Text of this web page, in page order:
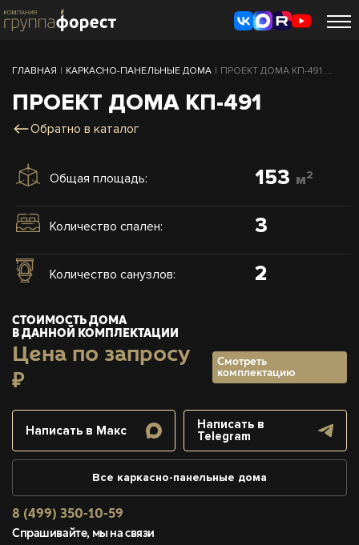
ГЛАВНАЯ | КАРКАСНО-ПАНЕЛЬНЫЕ ДОМА | ПРОЕКТ ДОМА КП-491 ...
ПРОЕКТ ДОМА КП-491
Обратно в каталог
Общая площадь: 153 м2
Количество спален: 3
Количество санузлов: 2
СТОИМОСТЬ ДОМА
В ДАННОЙ КОМПЛЕКТАЦИИ
Цена по запросу
₽
Смотреть
комплектацию
Написать в Макс
Написать в
Telegram
Все каркасно-панельные дома
8 (499) 350-10-59
Спрашивайте, мы на связи